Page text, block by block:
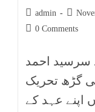
admin
0 Comments
سرسید احمد
گڑھ تحریک
اپنے عہد کے